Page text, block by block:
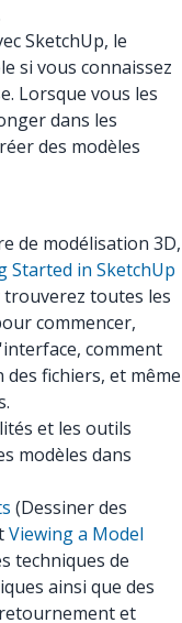
SketchUp, le
si vous connaissez
Lorsque vous les
dans les
des modèles
de modélisation 3D,
Started in SketchUp
trouverez toutes les
commencer,
comment
fichiers, et même
et les outils
modèles dans
(Dessiner des
Viewing a Model
techniques de
ainsi que des
et